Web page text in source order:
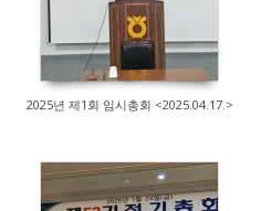
2025년 제1회 임시총회 <2025.04.17.>